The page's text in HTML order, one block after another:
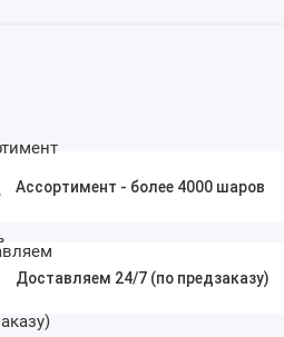
Ассортимент - более 4000 шаров
Доставляем 24/7 (по предзаказу)